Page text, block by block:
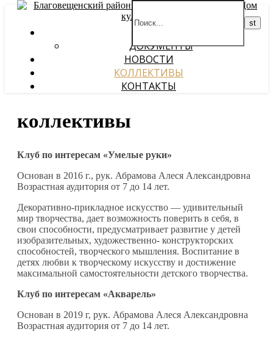
ДОКУМЕНТЫ
НОВОСТИ
КОЛЛЕКТИВЫ
КОНТАКТЫ
коллективы
Клуб по интересам «Умелые руки»
Основан в 2016 г., рук. Абрамова Алеся Александровна
Возрастная аудитория от 7 до 14 лет.
Декоративно-прикладное искусство — удивительный
мир творчества, дает возможность поверить в себя, в
свои способности, предусматривает развитие у детей
изобразительных, художественно- конструкторских
способностей, творческого мышления. Воспитание в
детях любви к творческому искусству и достижение
максимальной самостоятельности детского творчества.
Клуб по интересам «Акварель»
Основан в 2019 г, рук. Абрамова Алеся Александровна
Возрастная аудитория от 7 до 14 лет.